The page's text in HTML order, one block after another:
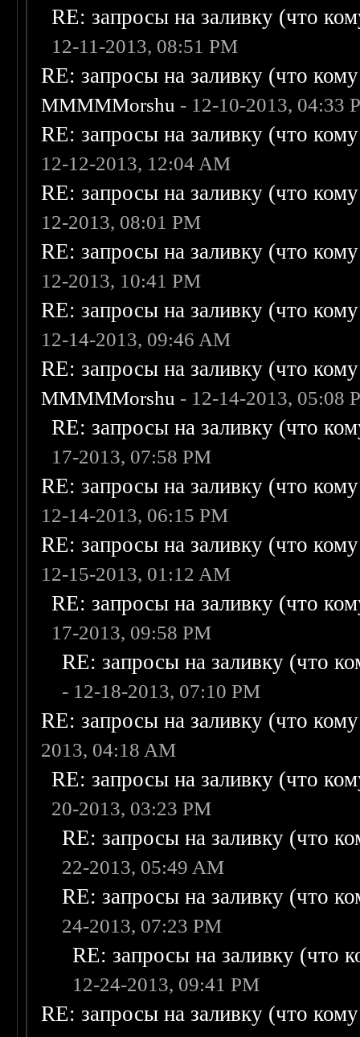
RE: запросы на заливку (что
12-11-2013, 08:51 PM
RE: запросы на заливку (что
MMMMMorshu - 12-10-2013, 04:33
RE: запросы на заливку (что
12-12-2013, 12:04 AM
RE: запросы на заливку (что
12-2013, 08:01 PM
RE: запросы на заливку (что
12-2013, 10:41 PM
RE: запросы на заливку (что
12-14-2013, 09:46 AM
RE: запросы на заливку (что
MMMMMorshu - 12-14-2013, 05:08
RE: запросы на заливку (что
17-2013, 07:58 PM
RE: запросы на заливку (что
12-14-2013, 06:15 PM
RE: запросы на заливку (что
12-15-2013, 01:12 AM
RE: запросы на заливку (что
17-2013, 09:58 PM
RE: запросы на заливку (что
- 12-18-2013, 07:10 PM
RE: запросы на заливку (что
2013, 04:18 AM
RE: запросы на заливку (что
20-2013, 03:23 PM
RE: запросы на заливку (что
22-2013, 05:49 AM
RE: запросы на заливку (что
24-2013, 07:23 PM
RE: запросы на заливку (что
12-24-2013, 09:41 PM
RE: запросы на заливку (что